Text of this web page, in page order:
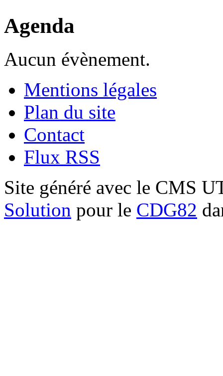
Agenda
Aucun évènement.
Mentions légales
Plan du site
Contact
Flux RSS
Site généré avec le CMS
Solution pour le CDG82